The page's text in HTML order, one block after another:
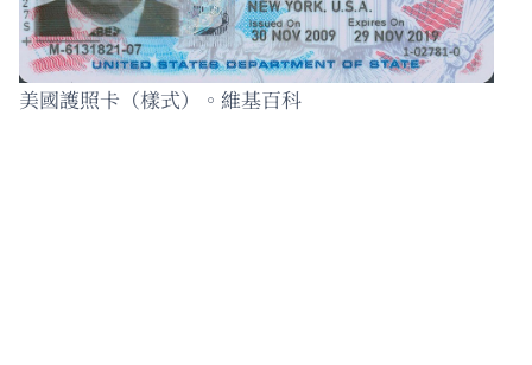
美國護照卡（樣式）。維基百科